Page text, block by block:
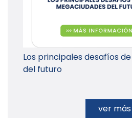
Los principales desafíos
del futuro
ver más